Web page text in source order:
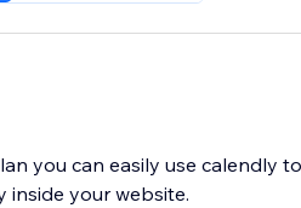
you can easily use calendly
inside your website.